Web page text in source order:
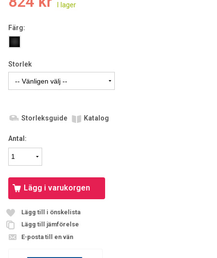
Färg:
Storlek
Storleksguide Katalog
Antal:
Lägg i varukorgen
Lägg till i önskelista
Lägg till jämförelse
E-posta till en vän